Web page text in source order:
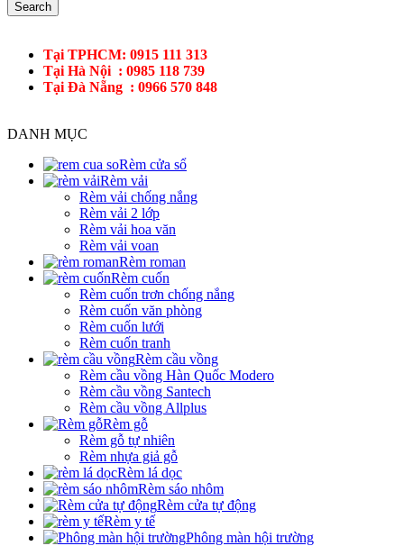
Search
Tại TPHCM: 0915 111 313
Tại Hà Nội : 0985 118 739
Tại Đà Nẵng : 0966 570 848
DANH MỤC
Rèm cửa sổ
Rèm vải
Rèm vải chống nắng
Rèm vải 2 lớp
Rèm vải hoa văn
Rèm vải voan
Rèm roman
Rèm cuốn
Rèm cuốn trơn chống nắng
Rèm cuốn văn phòng
Rèm cuốn lưới
Rèm cuốn tranh
Rèm cầu vồng
Rèm cầu vồng Hàn Quốc Modero
Rèm cầu vồng Santech
Rèm cầu vồng Allplus
Rèm gỗ
Rèm gỗ tự nhiên
Rèm nhựa giả gỗ
Rèm lá dọc
Rèm sáo nhôm
Rèm cửa tự động
Rèm y tế
Phông màn hội trường